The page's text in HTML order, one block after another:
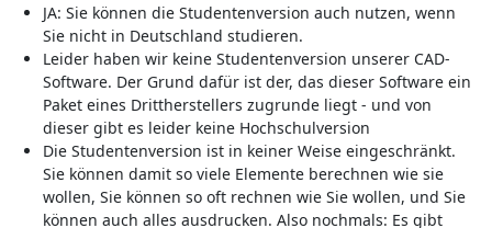
JA: Sie können die Studentenversion auch nutzen, wenn
Sie nicht in Deutschland studieren.
Leider haben wir keine Studentenversion unserer CAD-
Software. Der Grund dafür ist der, das dieser Software ein
Paket eines Drittherstellers zugrunde liegt - und von
dieser gibt es leider keine Hochschulversion
Die Studentenversion ist in keiner Weise eingeschränkt.
Sie können damit so viele Elemente berechnen wie sie
wollen, Sie können so oft rechnen wie Sie wollen, und Sie
können auch alles ausdrucken. Also nochmals: Es gibt